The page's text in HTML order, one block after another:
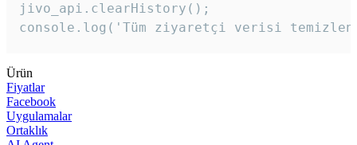
jivo_api.clearHistory();
console.log('Tüm ziyaretçi verisi
Ürün
Fiyatlar
Facebook
Uygulamalar
Ortaklık